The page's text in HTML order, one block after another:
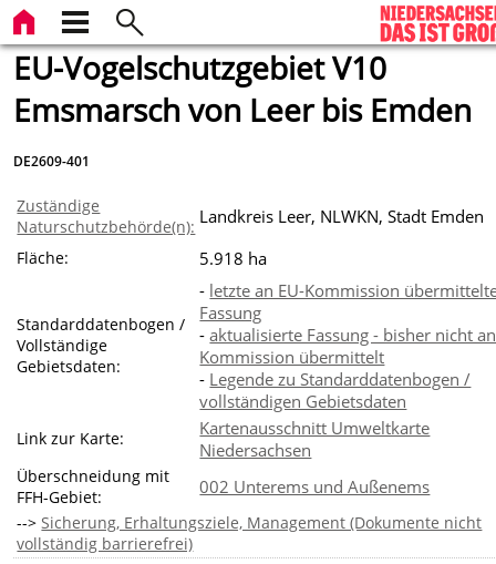
EU-Vogelschutzgebiet V10
Emsmarsch von Leer bis Emden
DE2609-401
Zuständige
Naturschutzbehörde(n): Landkreis Leer, NLWKN, Stadt Emden
Fläche: 5.918 ha
Standarddatenbogen /
Vollständige
Gebietsdaten:
- letzte an EU-Kommission
Fassung
-aktualisierte Fassung - bisher nicht
Kommission übermittelt
- Legende zu Standarddatenbogen /
vollständigen Gebietsdaten
Link zur Karte:
Kartenausschnitt Umweltkarte
Niedersachsen
Überschneidung mit
FFH-Gebiet:
002 Unterems und Außenems
-->Sicherung, Erhaltungsziele, Management (Dokumente nicht
vollständig barrierefrei)